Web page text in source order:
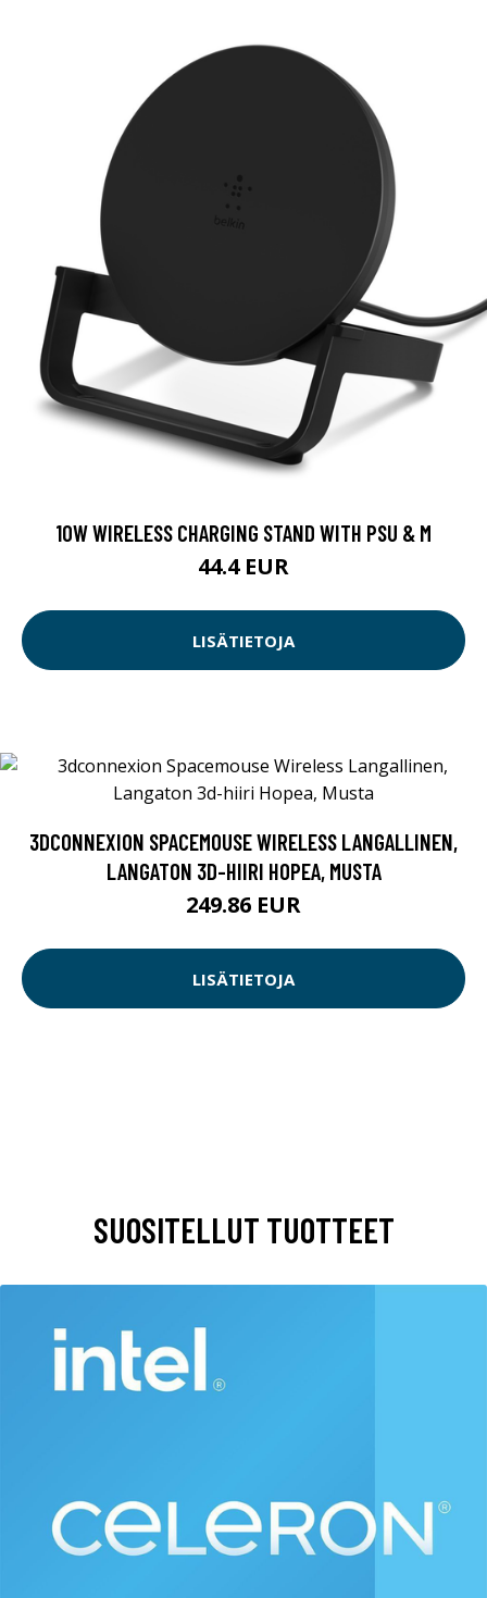
10W WIRELESS CHARGING STAND WITH PSU & M
44.4 EUR
LISÄTIETOJA
3DCONNEXION SPACEMOUSE WIRELESS LANGALLINEN,
LANGATON 3D-HIIRI HOPEA, MUSTA
249.86 EUR
LISÄTIETOJA
SUOSITELLUT TUOTTEET